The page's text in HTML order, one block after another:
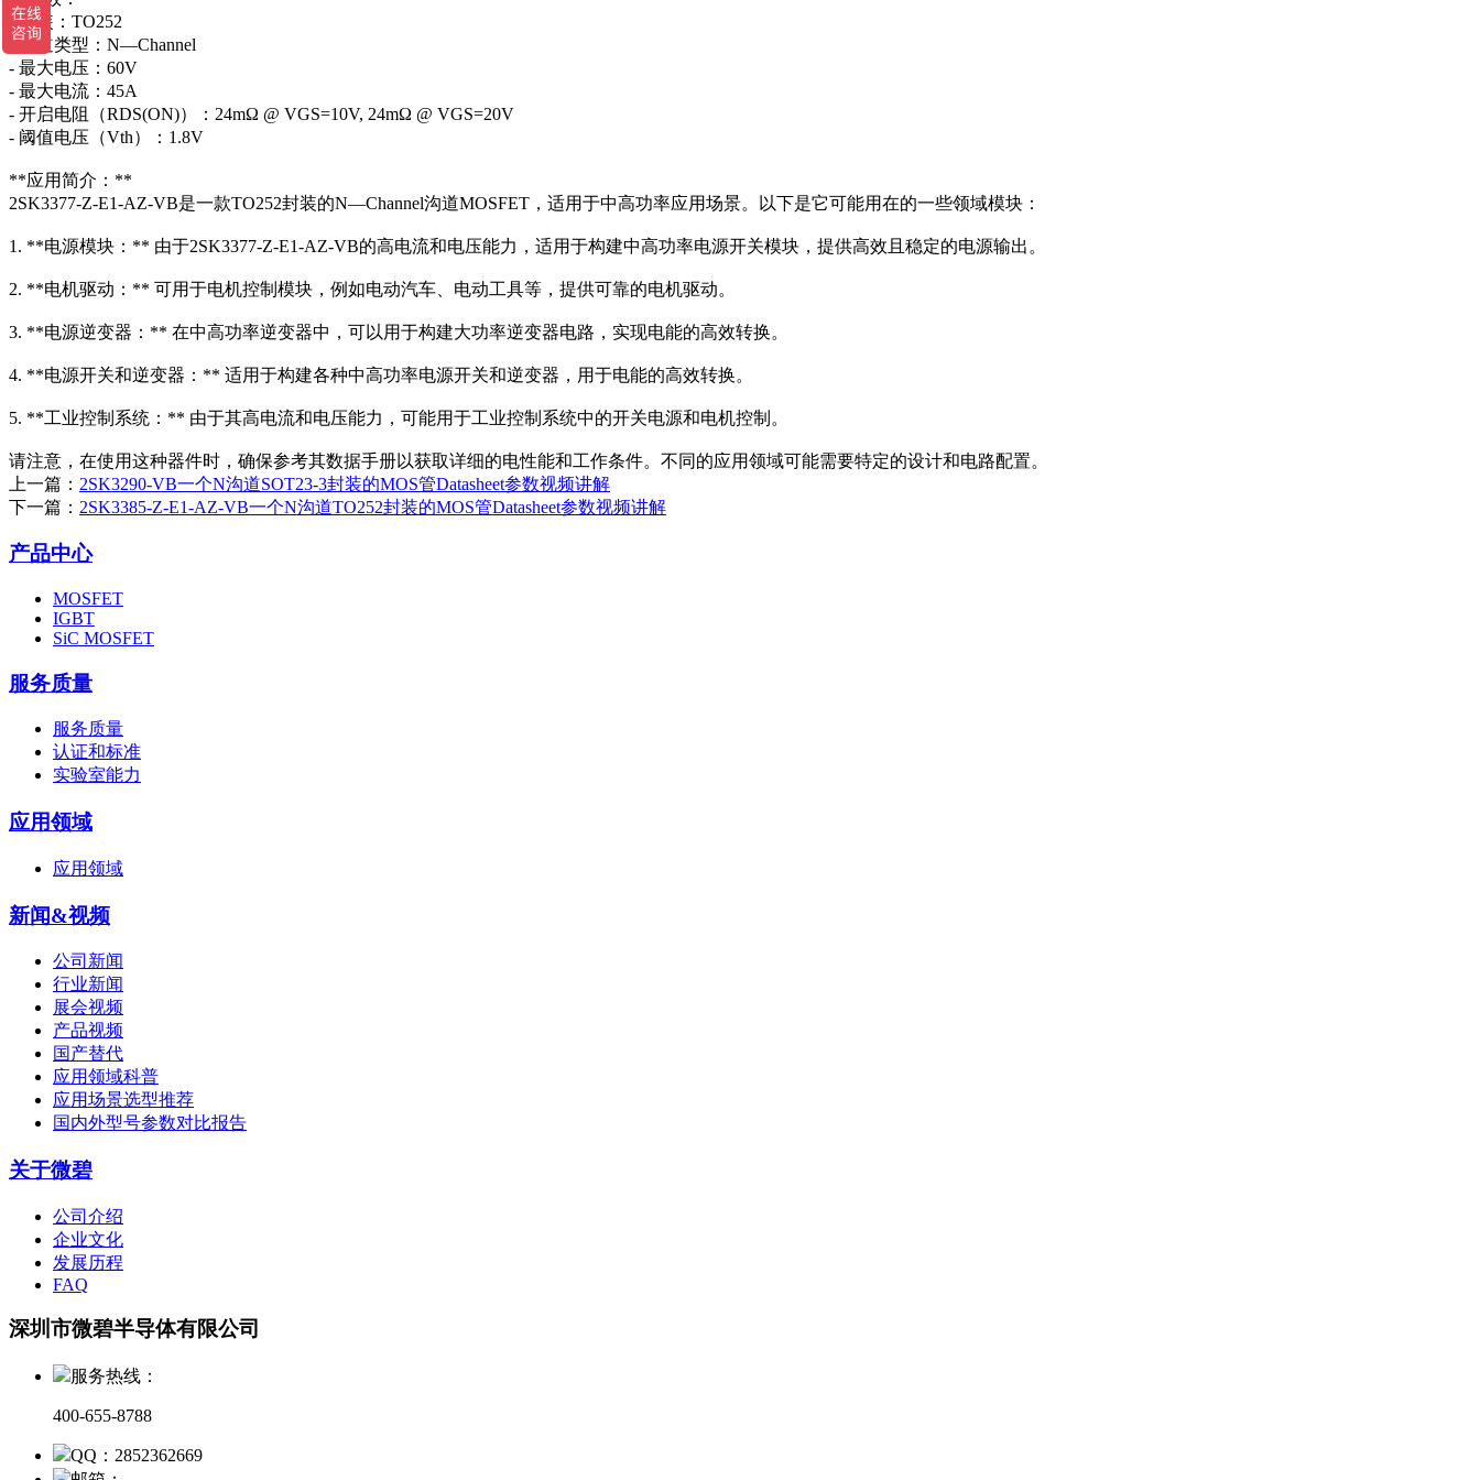
- 封装：TO252
- 沟道类型：N—Channel
- 最大电压：60V
- 最大电流：45A
- 开启电阻（RDS(ON)）：24mΩ @ VGS=10V, 24mΩ @ VGS=20V
- 阈值电压（Vth）：1.8V
**应用简介：**
2SK3377-Z-E1-AZ-VB是一款TO252封装的N—Channel沟道MOSFET，适用于中高功率应用场景。以下是它可能用在的一些领域模块：
1. **电源模块：** 由于2SK3377-Z-E1-AZ-VB的高电流和电压能力，适用于构建中高功率电源开关模块，提供高效且稳定的电源输出。
2. **电机驱动：** 可用于电机控制模块，例如电动汽车、电动工具等，提供可靠的电机驱动。
3. **电源逆变器：** 在中高功率逆变器中，可以用于构建大功率逆变器电路，实现电能的高效转换。
4. **电源开关和逆变器：** 适用于构建各种中高功率电源开关和逆变器，用于电能的高效转换。
5. **工业控制系统：** 由于其高电流和电压能力，可能用于工业控制系统中的开关电源和电机控制。
请注意，在使用这种器件时，确保参考其数据手册以获取详细的电性能和工作条件。不同的应用领域可能需要特定的设计和电路配置。
上一篇： 2SK3290-VB一个N沟道SOT23-3封装的MOS管Datasheet参数视频讲解
下一篇： 2SK3385-Z-E1-AZ-VB一个N沟道TO252封装的MOS管Datasheet参数视频讲解
产品中心
MOSFET
IGBT
SiC MOSFET
服务质量
服务质量
认证和标准
实验室能力
应用领域
应用领域
新闻&视频
公司新闻
行业新闻
展会视频
产品视频
国产替代
应用领域科普
应用场景选型推荐
国内外型号参数对比报告
关于微碧
公司介绍
企业文化
发展历程
FAQ
深圳市微碧半导体有限公司
服务热线：
400-655-8788
QQ：2852362669